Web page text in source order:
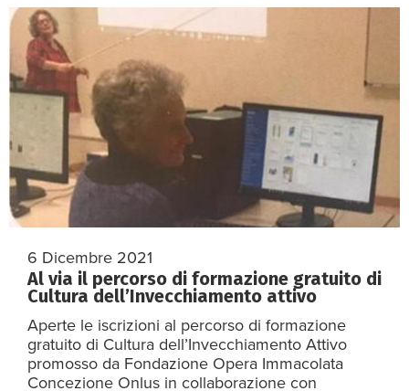
6 Dicembre 2021
Al via il percorso di formazione gratuito di
Cultura dell’Invecchiamento attivo
Aperte le iscrizioni al percorso di formazione
gratuito di Cultura dell’Invecchiamento Attivo
promosso da Fondazione Opera Immacolata
Concezione Onlus in collaborazione con